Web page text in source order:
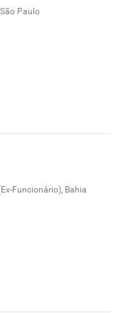
Paulo
Funcionário), Bahia